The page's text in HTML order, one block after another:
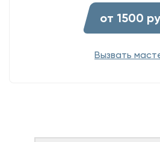
от 1500
Вызвать